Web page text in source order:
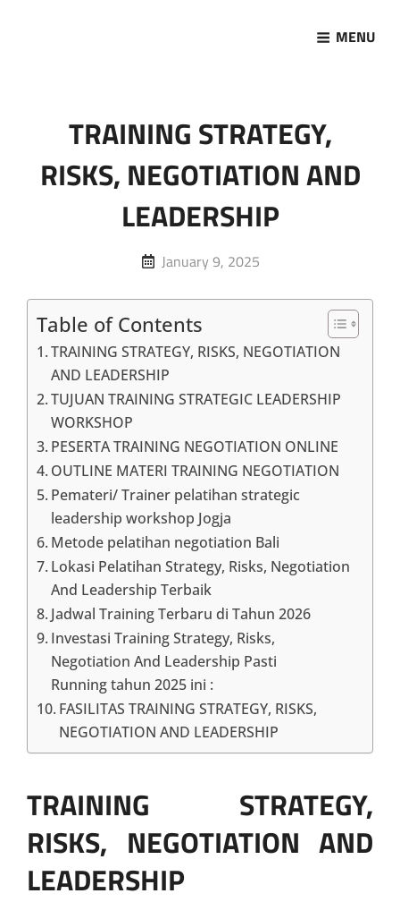
MENU
TRAINING STRATEGY,
RISKS, NEGOTIATION AND
LEADERSHIP
Posted
January 9, 2025
Table of Contents
TRAINING STRATEGY, RISKS, NEGOTIATION
AND LEADERSHIP
TUJUAN TRAINING STRATEGIC LEADERSHIP
WORKSHOP
PESERTA TRAINING NEGOTIATION ONLINE
OUTLINE MATERI TRAINING NEGOTIATION
Pemateri/ Trainer pelatihan strategic
leadership workshop Jogja
Metode pelatihan negotiation Bali
Lokasi Pelatihan Strategy, Risks, Negotiation
And Leadership Terbaik
Jadwal Training Terbaru di Tahun 2026
Investasi Training Strategy, Risks,
Negotiation And Leadership Pasti
Running tahun 2025 ini :
FASILITAS TRAINING STRATEGY, RISKS,
NEGOTIATION AND LEADERSHIP
TRAINING STRATEGY,
RISKS, NEGOTIATION AND
LEADERSHIP